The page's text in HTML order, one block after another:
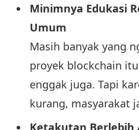
Minimnya Edukasi
Umum
Masih banyak yang
proyek blockchain itu
enggak juga. Tapi
kurang, masyarakat
Ketakutan Berlebih